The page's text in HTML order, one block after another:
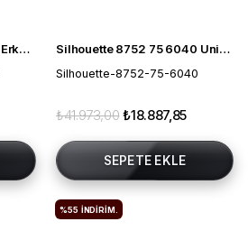
Silhouette L403 75 7520 Erkek Güneş Gözlüğü Silhouette 8752 75 6040 Unisex Güneş Gözlüğü
Silhouette-8752-75-6040
₺18.887,85
₺41.973,00
SEPETE EKLE
%55 İNDIRIM.